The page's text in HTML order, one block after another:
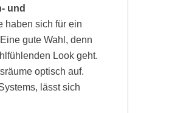
und
haben sich für ein
gute Wahl, denn
Look geht.
optisch auf.
lässt sich